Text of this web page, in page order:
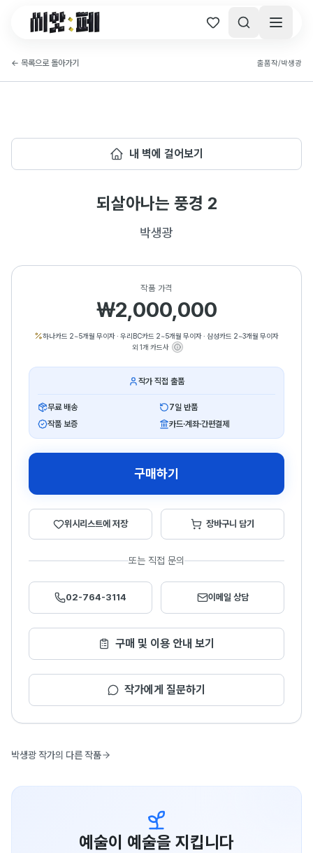
씨앗페 온라인 홈
← 목록으로 돌아가기 출품작/박생광
내 벽에 걸어보기
되살아나는 풍경 2
박생광
작품 가격
₩2,000,000
하나카드 2~5개월 무이자· 우리BC카드 2~5개월 무이자· 삼성카드 2~3개월 무이자
외 1개 카드사
작가 직접 출품
무료 배송
7일 반품
작품 보증
카드·계좌·간편결제
구매하기
위시리스트에 저장 장바구니 담기
또는 직접 문의
02-764-3114 이메일 상담
구매 및 이용 안내 보기
작가에게 질문하기
박생광 작가의 다른 작품
예술이 예술을 지킵니다